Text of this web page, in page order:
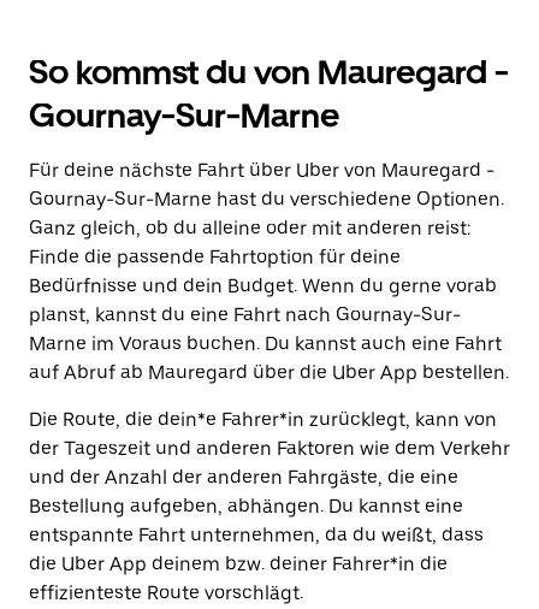
So kommst du von Mauregard -
Gournay-Sur-Marne
Für deine nächste Fahrt über Uber von Mauregard -
Gournay-Sur-Marne hast du verschiedene Optionen.
Ganz gleich, ob du alleine oder mit anderen reist:
Finde die passende Fahrtoption für deine
Bedürfnisse und dein Budget. Wenn du gerne vorab
planst, kannst du eine Fahrt nach Gournay-Sur-
Marne im Voraus buchen. Du kannst auch eine Fahrt
auf Abruf ab Mauregard über die Uber App bestellen.
Die Route, die dein*e Fahrer*in zurücklegt, kann von
der Tageszeit und anderen Faktoren wie dem Verkehr
und der Anzahl der anderen Fahrgäste, die eine
Bestellung aufgeben, abhängen. Du kannst eine
entspannte Fahrt unternehmen, da du weißt, dass
die Uber App deinem bzw. deiner Fahrer*in die
effizienteste Route vorschlägt.